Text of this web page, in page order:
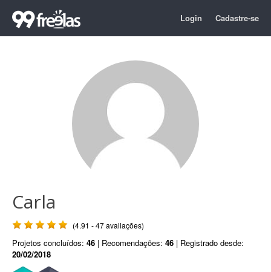
Login Cadastre-se
Carla
(4.91 - 47 avaliações)
Projetos concluídos: 46 | Recomendações: 46 | Registrado desde:
20/02/2018